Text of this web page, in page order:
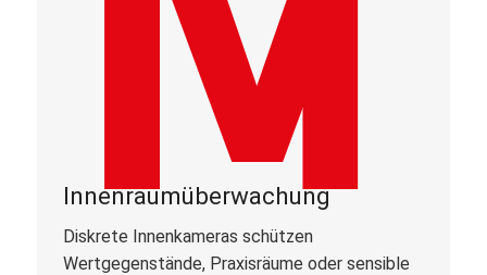
Innenraumüberwachung
Diskrete Innenkameras schützen
Wertgegenstände, Praxisräume oder sensible